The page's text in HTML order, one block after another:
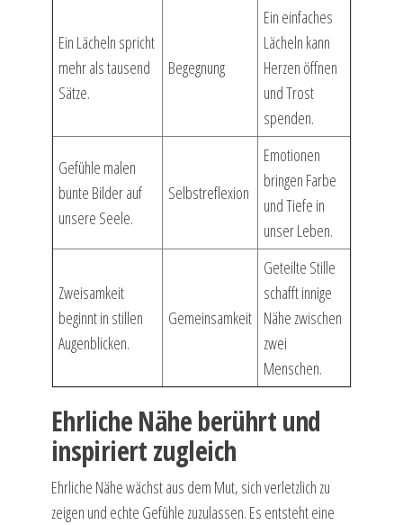
Ein Lächeln spricht
mehr als tausend
Sätze.
Begegnung
Ein einfaches
Lächeln kann
Herzen öffnen
und Trost
spenden.
Gefühle malen
bunte Bilder auf
unsere Seele.
Selbstreflexion
Emotionen
bringen Farbe
und Tiefe in
unser Leben.
Zweisamkeit
beginnt in stillen
Augenblicken.
Gemeinsamkeit
Geteilte Stille
schafft innige
Nähe zwischen
zwei
Menschen.
Ehrliche Nähe berührt und
inspiriert zugleich
Ehrliche Nähe wächst aus dem Mut, sich verletzlich zu
zeigen und echte Gefühle zuzulassen. Es entsteht eine